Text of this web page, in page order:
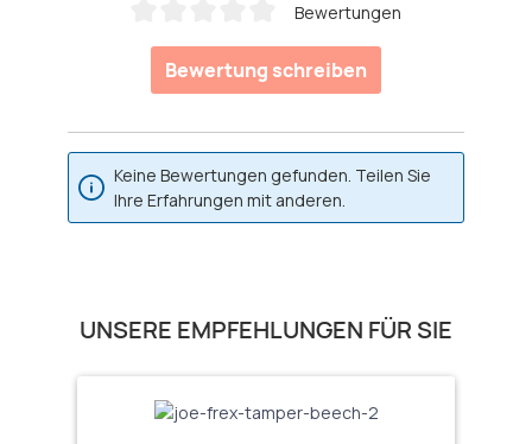
Bewertungen
Bewertung schreiben
Keine Bewertungen gefunden. Teilen Sie
Ihre Erfahrungen mit anderen.
Produktgalerie überspringen
UNSERE EMPFEHLUNGEN FÜR SIE